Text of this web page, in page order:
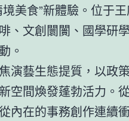
美食”新體驗。位于
、文創闤闠、國學研
。
演藝生態提質，以政
空間煥發蓬勃活力。
內在的事務創作連續